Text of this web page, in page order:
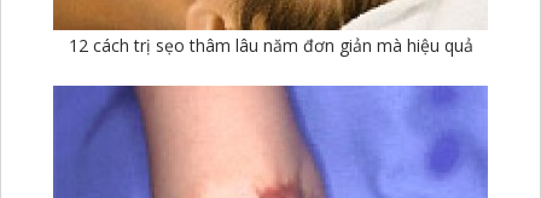
12 cách trị sẹo thâm lâu năm đơn giản mà hiệu quả